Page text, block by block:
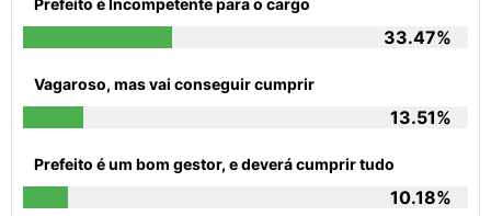
Prefeito é Incompetente para o cargo
33.47%
Vagaroso, mas vai conseguir cumprir
13.51%
Prefeito é um bom gestor, e deverá cumprir tudo
10.18%